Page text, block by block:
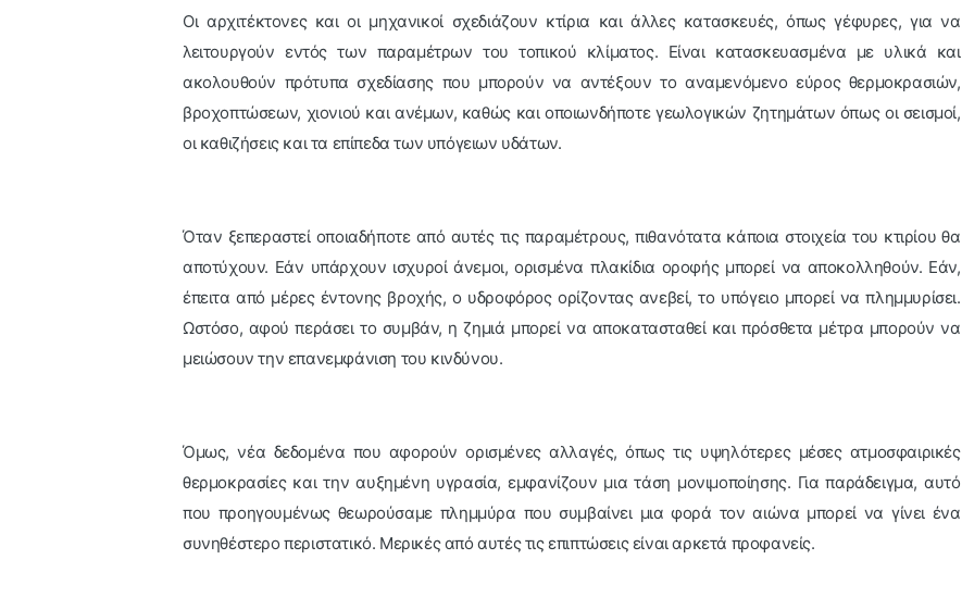
Οι αρχιτέκτονες και οι μηχανικοί σχεδιάζουν κτίρια και άλλες κατασκευές, όπως γέφυρες, για να
λειτουργούν εντός των παραμέτρων του τοπικού κλίματος. Είναι κατασκευασμένα με υλικά και
ακολουθούν πρότυπα σχεδίασης που μπορούν να αντέξουν το αναμενόμενο εύρος θερμοκρασιών,
βροχοπτώσεων, χιονιού και ανέμων, καθώς και οποιωνδήποτε γεωλογικών ζητημάτων όπως οι σεισμοί,
οι καθιζήσεις και τα επίπεδα των υπόγειων υδάτων.
Όταν ξεπεραστεί οποιαδήποτε από αυτές τις παραμέτρους, πιθανότατα κάποια στοιχεία του κτιρίου θα
αποτύχουν. Εάν υπάρχουν ισχυροί άνεμοι, ορισμένα πλακίδια οροφής μπορεί να αποκολληθούν. Εάν,
έπειτα από μέρες έντονης βροχής, ο υδροφόρος ορίζοντας ανεβεί, το υπόγειο μπορεί να πλημμυρίσει.
Ωστόσο, αφού περάσει το συμβάν, η ζημιά μπορεί να αποκατασταθεί και πρόσθετα μέτρα μπορούν να
μειώσουν την επανεμφάνιση του κινδύνου.
Όμως, νέα δεδομένα που αφορούν ορισμένες αλλαγές, όπως τις υψηλότερες μέσες ατμοσφαιρικές
θερμοκρασίες και την αυξημένη υγρασία, εμφανίζουν μια τάση μονιμοποίησης. Για παράδειγμα, αυτό
που προηγουμένως θεωρούσαμε πλημμύρα που συμβαίνει μια φορά τον αιώνα μπορεί να γίνει ένα
συνηθέστερο περιστατικό. Μερικές από αυτές τις επιπτώσεις είναι αρκετά προφανείς.